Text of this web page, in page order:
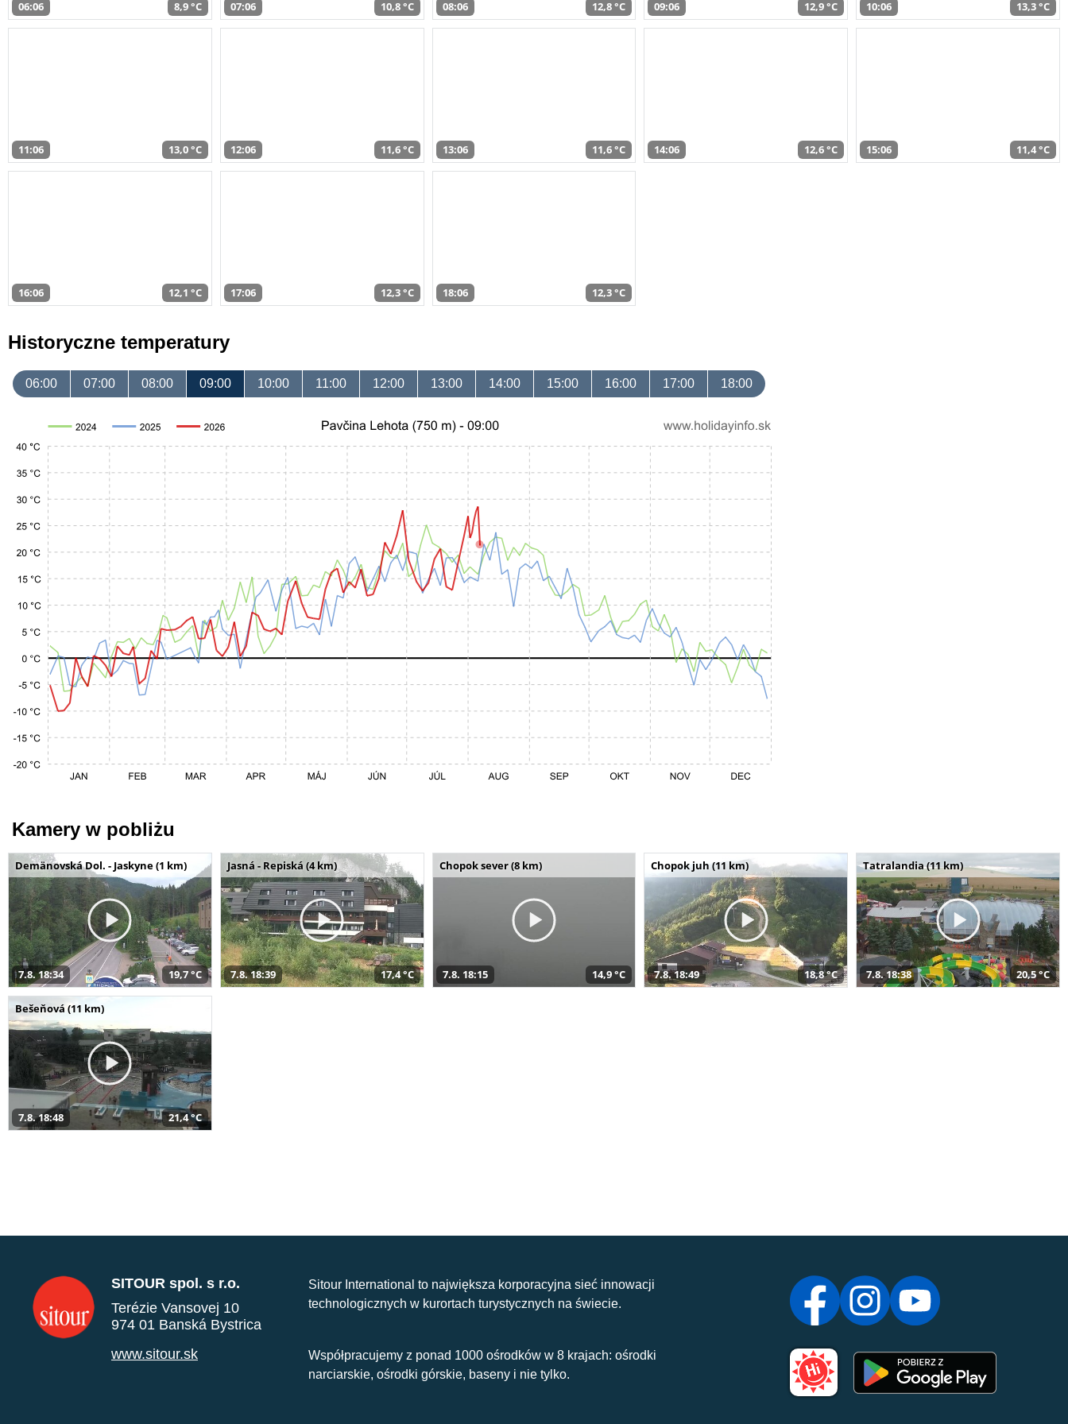
06:06 8,9 °C 07:06 10,8 °C 08:06 12,8 °C 09:06 12,9 °C 10:06 13,3 °C
11:06 13,0 °C 12:06 11,6 °C 13:06 11,6 °C 14:06 12,6 °C 15:06 11,4 °C
16:06 12,1 °C 17:06 12,3 °C 18:06 12,3 °C
Historyczne temperatury
06:00 07:00 08:00 09:00 10:00 11:00 12:00 13:00 14:00 15:00 16:00 17:00 18:00
Kamery w pobliżu
Demänovská Dol. - Jaskyne (1 km)
7.8. 18:34 19,7 °C
Jasná - Repiská (4 km)
7.8. 18:39 17,4 °C
Chopok sever (8 km)
7.8. 18:15 14,9 °C
Chopok juh (11 km)
7.8. 18:49 18,8 °C
Tatralandia (11 km)
7.8. 18:38 20,5 °C
Bešeňová (11 km)
7.8. 18:48 21,4 °C
SITOUR spol. s r.o.
Terézie Vansovej 10
974 01 Banská Bystrica
www.sitour.sk
Sitour International to największa korporacyjna sieć innowacji
technologicznych w kurortach turystycznych na świecie.
Współpracujemy z ponad 1000 ośrodków w 8 krajach: ośrodki
narciarskie, ośrodki górskie, baseny i nie tylko.